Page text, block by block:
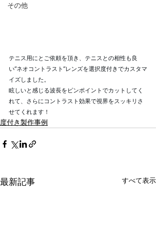
その他
テニス用にとご依頼を頂き、テニスとの相性も良
い”ネオコントラスト”レンズを選択度付きでカスタマ
イズしました。
眩しいと感じる波長をピンポイントでカットしてく
れて、さらにコントラスト効果で視界をスッキリさ
せてくれます！
度付き製作事例
最新記事 すべて表示